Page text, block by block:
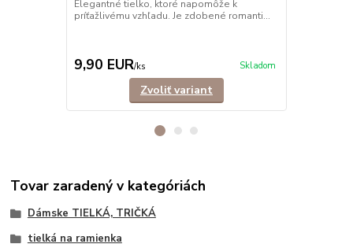
Elegantné tielko, ktoré napomôže k
príťažlivému vzhľadu. Je zdobené romanti...
9,90 EUR/ks Skladom
Zvoliť variant
Tovar zaradený v kategóriách
Dámske TIELKÁ, TRIČKÁ
tielká na ramienka